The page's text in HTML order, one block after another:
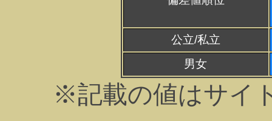
公立/私立
男女
※記載の値はサイ